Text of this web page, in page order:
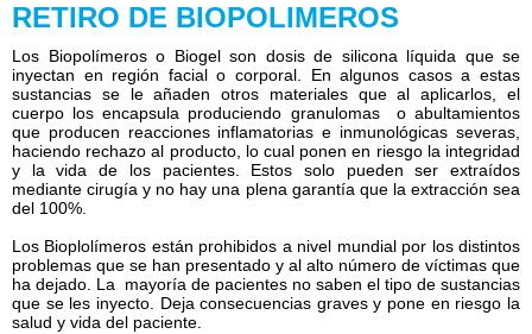
RETIRO DE BIOPOLIMEROS
Los Biopolímeros o Biogel son dosis de silicona líquida que se
inyectan en región facial o corporal. En algunos casos a estas
sustancias se le añaden otros materiales que al aplicarlos, el
cuerpo los encapsula produciendo granulomas o abultamientos
que producen reacciones inflamatorias e inmunológicas severas,
haciendo rechazo al producto, lo cual ponen en riesgo la integridad
y la vida de los pacientes. Estos solo pueden ser extraídos
mediante cirugía y no hay una plena garantía que la extracción sea
del 100%.
Los Bioplolímeros están prohibidos a nivel mundial por los distintos
problemas que se han presentado y al alto número de víctimas que
ha dejado. La mayoría de pacientes no saben el tipo de sustancias
que se les inyecto. Deja consecuencias graves y pone en riesgo la
salud y vida del paciente.